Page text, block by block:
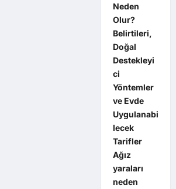
Neden
Olur?
Belirtileri,
Doğal
Destekleyi
ci
Yöntemler
ve Evde
Uygulanabi
lecek
Tarifler
Ağız
yaraları
neden